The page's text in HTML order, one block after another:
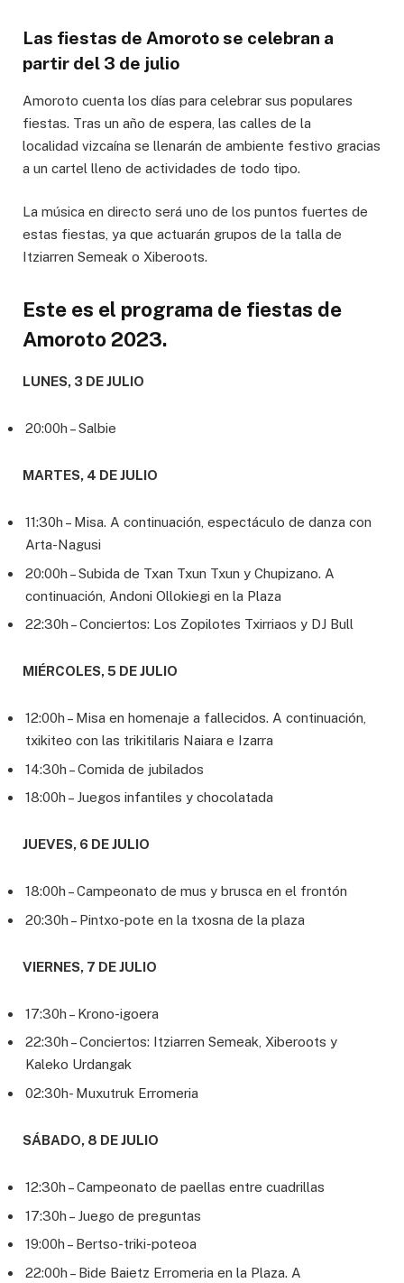
Las fiestas de Amoroto se celebran a
partir del 3 de julio
Amoroto cuenta los días para celebrar sus populares
fiestas. Tras un año de espera, las calles de la
localidad vizcaína se llenarán de ambiente festivo gracias
a un cartel lleno de actividades de todo tipo.
La música en directo será uno de los puntos fuertes de
estas fiestas, ya que actuarán grupos de la talla de
Itziarren Semeak o Xiberoots.
Este es el programa de fiestas de
Amoroto 2023.
LUNES, 3 DE JULIO
20:00h – Salbie
MARTES, 4 DE JULIO
11:30h – Misa. A continuación, espectáculo de danza con
Arta-Nagusi
20:00h – Subida de Txan Txun Txun y Chupizano. A
continuación, Andoni Ollokiegi en la Plaza
22:30h – Conciertos: Los Zopilotes Txirriaos y DJ Bull
MIÉRCOLES, 5 DE JULIO
12:00h – Misa en homenaje a fallecidos. A continuación,
txikiteo con las trikitilaris Naiara e Izarra
14:30h – Comida de jubilados
18:00h – Juegos infantiles y chocolatada
JUEVES, 6 DE JULIO
18:00h – Campeonato de mus y brusca en el frontón
20:30h – Pintxo-pote en la txosna de la plaza
VIERNES, 7 DE JULIO
17:30h – Krono-igoera
22:30h – Conciertos: Itziarren Semeak, Xiberoots y
Kaleko Urdangak
02:30h- Muxutruk Erromeria
SÁBADO, 8 DE JULIO
12:30h – Campeonato de paellas entre cuadrillas
17:30h – Juego de preguntas
19:00h – Bertso-triki-poteoa
22:00h – Bide Baietz Erromeria en la Plaza. A